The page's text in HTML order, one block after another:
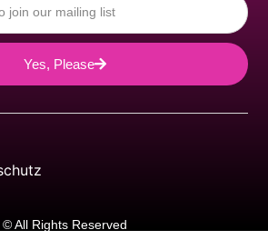
Yes, Please
© All Rights Reserved